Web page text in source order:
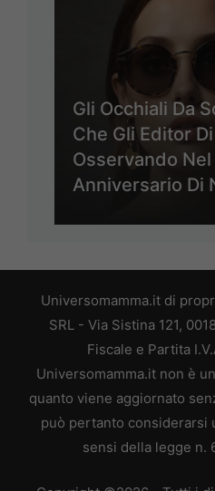
Gli Occhiali Da
Che Gli Editor
Osservando Nel
Anniversario Di
Universomamma.it di
SRL - Via Sistina 121,
Fiscale e Partita
Universomamma.it non è
quanto viene aggiornato
può pertanto considerarsi
sensi della legge n.